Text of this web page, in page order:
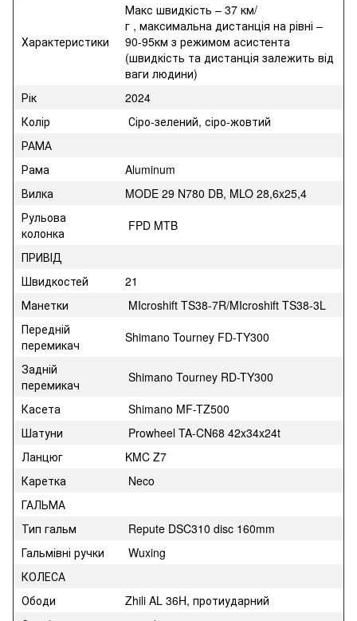
Характеристики
Макс швидкість – 37 км/
г , максимальна дистанція на рівні –
90-95км з режимом асистента
(швидкість та дистанція залежить від
ваги людини)
Рік
2024
Колір
Сіро-зелений, сіро-жовтий
РАМА
Рама
Aluminum
Вилка
MODE 29 N780 DB, MLO 28,6x25,4
Рульова
колонка
FPD MTB
ПРИВІД
Швидкостей
21
Манетки
MIcroshift TS38-7R/MIcroshift TS38-3L
Передній
перемикач
Shimano Tourney FD-TY300
Задній
перемикач
Shimano Tourney RD-TY300
Касета
Shimano MF-TZ500
Шатуни
Prowheel TA-CN68 42x34x24t
Ланцюг
KMC Z7
Каретка
Neco
ГАЛЬМА
Тип гальм
Repute DSC310 disc 160mm
Гальмівні ручки
Wuxing
КОЛЕСА
Ободи
Zhili AL 36H, протиударний